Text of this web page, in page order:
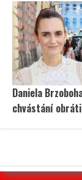
Daniela
chvástání